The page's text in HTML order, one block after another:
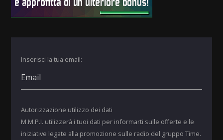
Inserisci la tua email:
Autorizzazione utilizzo dei dati
M.M.P.I. utilizzerà i tuoi dati per informarti sulle offerte e le
iniziative legate alla promozione sulle radio del gruppo Time.